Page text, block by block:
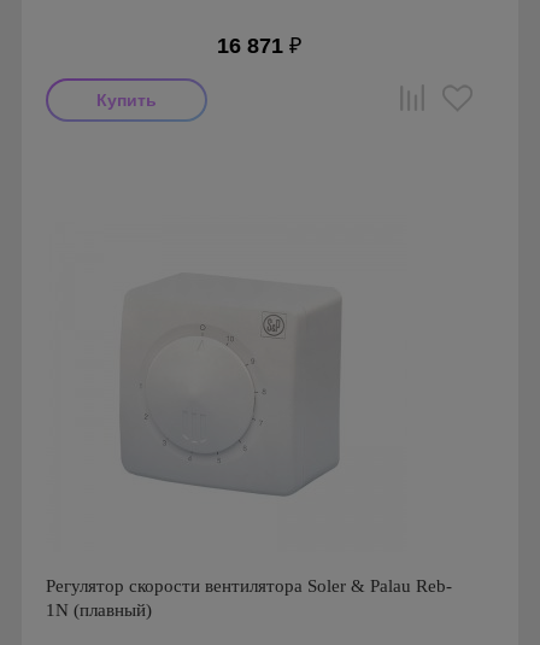
16 871 ₽
Регулятор скорости вентилятора Soler & Palau Reb-
1N (плавный)